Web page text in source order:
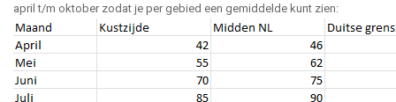
april t/m oktober zodat je per gebied een gemiddelde kunt zien: